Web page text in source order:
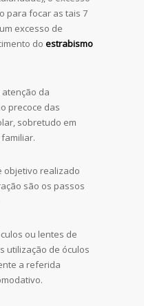
para focar as tais 7
excesso de
do estrabismo
da
precoce das
sobretudo em
objetivo realizado
são os passos
ou lentes de
utilização de óculos
a referida